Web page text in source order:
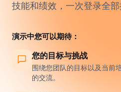
技能和绩效，一次登录全部
演示中您可以期待：
您的目标与挑战
围绕您团队的目标以及当前
的交流。